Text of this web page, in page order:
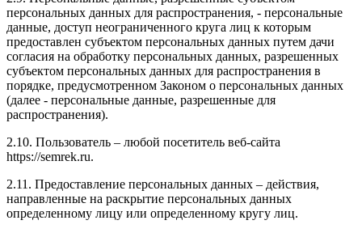
персональных данных для распространения, - персональные
данные, доступ неограниченного круга лиц к которым
предоставлен субъектом персональных данных путем дачи
согласия на обработку персональных данных, разрешенных
субъектом персональных данных для распространения в
порядке, предусмотренном Законом о персональных данных
(далее - персональные данные, разрешенные для
распространения).
2.10. Пользователь – любой посетитель веб-сайта
https://semrek.ru.
2.11. Предоставление персональных данных – действия,
направленные на раскрытие персональных данных
определенному лицу или определенному кругу лиц.